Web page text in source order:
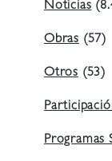
Noticias
Obras (57)
Otros (53)
Programas